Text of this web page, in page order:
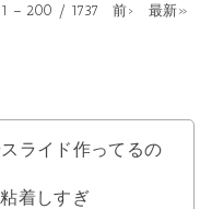
1 – 200 / 1737前› 最新»
ライド作ってるの
着しすぎ